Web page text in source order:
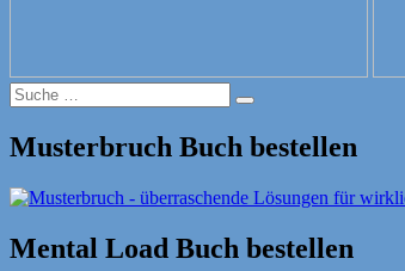
Suche
nach:
Suche
Musterbruch Buch bestellen
Mental Load Buch bestellen